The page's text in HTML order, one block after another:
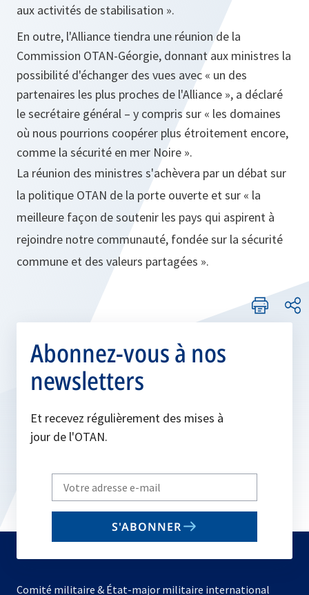
aux activités de stabilisation ».
En outre, l'Alliance tiendra une réunion de la
Commission OTAN-Géorgie, donnant aux ministres la
possibilité d'échanger des vues avec « un des
partenaires les plus proches de l'Alliance », a déclaré
le secrétaire général – y compris sur « les domaines
où nous pourrions coopérer plus étroitement encore,
comme la sécurité en mer Noire ».
La réunion des ministres s'achèvera par un débat sur
la politique OTAN de la porte ouverte et sur « la
meilleure façon de soutenir les pays qui aspirent à
rejoindre notre communauté, fondée sur la sécurité
commune et des valeurs partagées ».
Abonnez-vous à nos
newsletters
Et recevez régulièrement des mises à
jour de l'OTAN.
Write
your
email
S'ABONNER
Comité militaire & État-major militaire international